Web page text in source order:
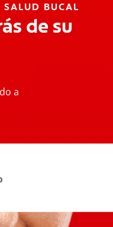
SALUD BUCAL
de su
a